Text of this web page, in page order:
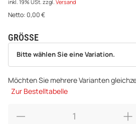
inkl. 19% USt. zzgl. Versand
Netto:0,00€
GRÖSSE
wählen
Bitte wählen Sie eine Variation.
Möchten Sie mehrere Varianten
Zur Bestelltabelle